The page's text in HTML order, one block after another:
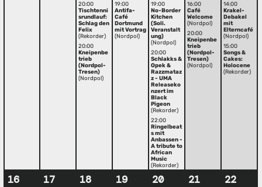
20:00
Tischtenni
srundlauf:
Schlag den
Felix
(Rekorder)
20:00
Kneipenbe
trieb
(Nordpol-
Tresen)
(Nordpol)
19:00
Antifa-
Café
Dortmund
mit Vortrag
(Nordpol)
19:00
No-Border
Kitchen
(Soli.
Veranstalt
ung)
(Nordpol)
20:00
Schlakks &
Opek &
Razzmataz
z - UMA
Releaseko
nzert im
Black
Pigeon
(Rekorder)
22:00
Ringelbeat
s mit
Anbassen -
A tribute to
African
Music
(Rekorder)
16:00
Café
Welcome
(Nordpol)
20:00
Kneipenbe
trieb
(Nordpol-
Tresen)
(Nordpol)
14:00
Krakel-
Debakel
mit
Elterncafé
(Nordpol)
15:00
Songs &
Cakes:
Holocene
(Rekorder)
16 17 18 19 20 21 22